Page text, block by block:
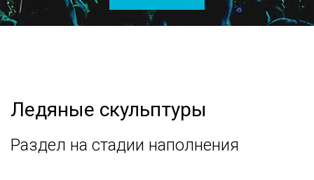
Ледяные скульптуры
Раздел на стадии наполнения